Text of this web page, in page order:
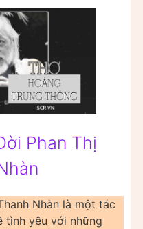
Phan Thị
Nhàn là một tác
tình yêu với những